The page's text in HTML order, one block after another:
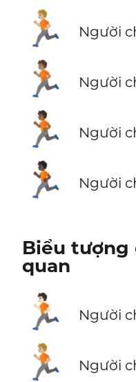
🏃🏼 Người
🏃🏽 Người
🏃🏾 Người
🏃🏿 Người
Biểu tượng
quan
🏃🏻 Người
🏃🏼 Người